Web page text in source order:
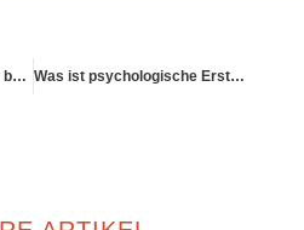
Was bedeutet bioverfügbar bei Vitaminen & Co? Was ist psychologische Erstanlaufstelle – und wie finde ich sie?